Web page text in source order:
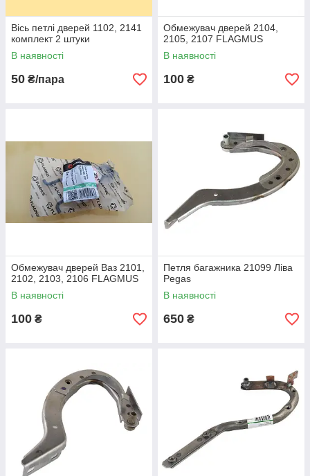
Вісь петлі дверей 1102, 2141
комплект 2 штуки
В наявності
50 ₴/пара
Обмежувач дверей 2104,
2105, 2107 FLAGMUS
В наявності
100 ₴
Обмежувач дверей Ваз 2101,
2102, 2103, 2106 FLAGMUS
В наявності
100 ₴
Петля багажника 21099 Ліва
Pegas
В наявності
650 ₴